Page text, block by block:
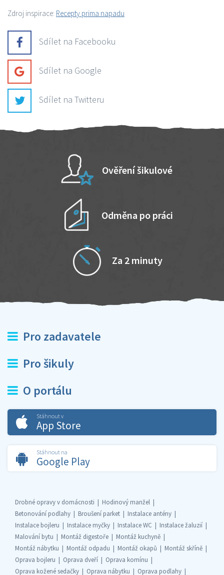
Zdroj inspirace: Recepty prima napadu
Sdílet na Facebooku
Sdílet na Google
Sdílet na Twitteru
Ověření šikulové
Odměna po práci
Za 2 minuty
Pro zadavatele
Pro šikuly
O portálu
Stáhnout v
App Store
Stáhnout na
Google Play
Drobné opravy v domácnosti
Hodinový manžel
Betonování podlahy
Broušení parket
Instalace antény
Instalace bojleru
Instalace myčky Instalace WC
Instalace žaluzií
Malování bytu
Montáž digestoře
Montáž kuchyně
Montáž nábytku
Montáž odpadu Montáž okapů
Montáž skříně
Oprava bojleru
Oprava dveří
Oprava komínu
Oprava kožené sedačky
Oprava nábytku Oprava podlahy